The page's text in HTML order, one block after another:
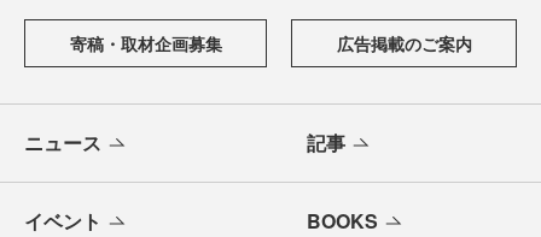
寄稿・取材企画募集 広告掲載のご案内
ニュース 記事
イベント BOOKS